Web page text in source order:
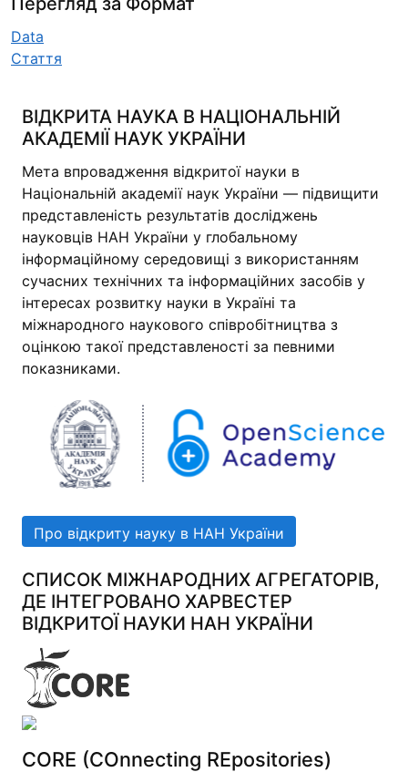
Data
Стаття
ВІДКРИТА НАУКА В НАЦІОНАЛЬНІЙ
АКАДЕМІЇ НАУК УКРАЇНИ
Мета впровадження відкритої науки в
Національній академії наук України — підвищити
представленість результатів досліджень
науковців НАН України у глобальному
інформаційному середовищі з використанням
сучасних технічних та інформаційних засобів у
інтересах розвитку науки в Україні та
міжнародного наукового співробітництва з
оцінкою такої представленості за певними
показниками.
Про відкриту науку в НАН України
СПИСОК МІЖНАРОДНИХ АГРЕГАТОРІВ,
ДЕ ІНТЕГРОВАНО ХАРВЕСТЕР
ВІДКРИТОЇ НАУКИ НАН УКРАЇНИ
CORE (COnnecting REpositories)